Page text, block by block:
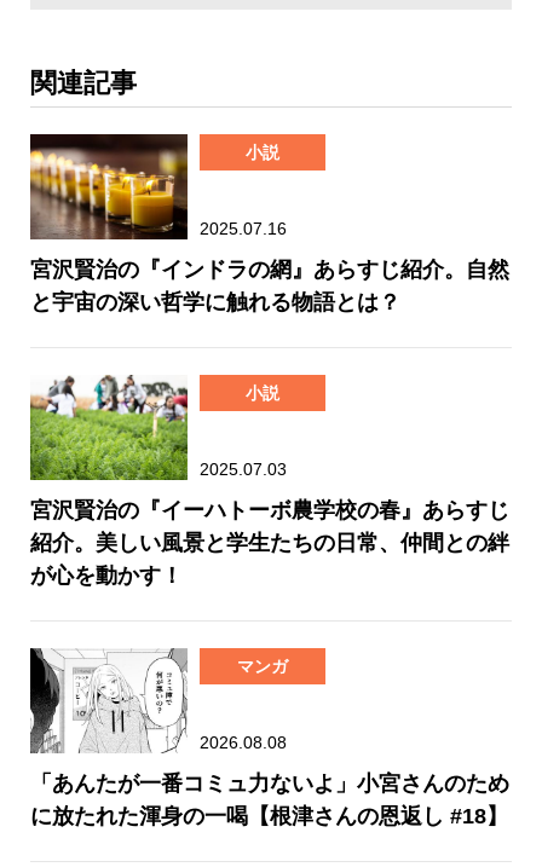
関連記事
小説
2025.07.16
宮沢賢治の『インドラの網』あらすじ紹介。自然
と宇宙の深い哲学に触れる物語とは？
小説
2025.07.03
宮沢賢治の『イーハトーボ農学校の春』あらすじ
紹介。美しい風景と学生たちの日常、仲間との絆
が心を動かす！
マンガ
2026.08.08
「あんたが一番コミュ力ないよ」小宮さんのため
に放たれた渾身の一喝【根津さんの恩返し #18】